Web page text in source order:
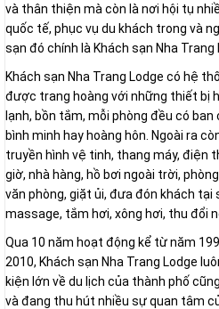
và thân thiện mà còn là nơi hội tụ
quốc tế, phục vụ du khách trong và
sạn đó chính là Khách sạn Nha Trang
Khách sạn Nha Trang Lodge có hệ
được trang hoàng với những thiết bị
lạnh, bồn tắm, mỗi phòng đều có
bình minh hay hoàng hôn. Ngoài ra
truyền hình vệ tinh, thang máy, điện
giờ, nhà hàng, hồ bơi ngoài trời,
văn phòng, giặt ủi, đưa đón khách tại
massage, tắm hơi, xông hơi, thu đổi
Qua 10 năm hoạt động kể từ năm
2010, Khách sạn Nha Trang Lodge
kiện lớn về du lịch của thành phố
và đang thu hút nhiều sự quan tâm